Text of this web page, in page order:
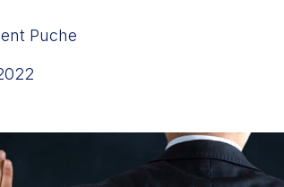
Puche